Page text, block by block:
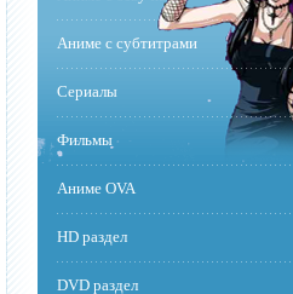
Аниме с субтитрами
Сериалы
Фильмы
Аниме OVA
HD раздел
DVD раздел